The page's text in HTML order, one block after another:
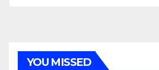
YOU MISSED